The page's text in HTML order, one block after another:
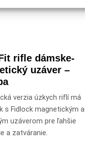
rifle dámske-
uzáver –
verzia úzkych riflí má
s Fidlock magnetickým a
uzáverom pre ľahšie
a zatváranie.